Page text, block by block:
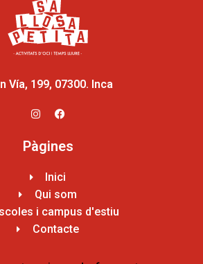
Vía, 199, 07300. Inca
Pàgines
Inici
Qui som
i campus d'estiu
Contacte